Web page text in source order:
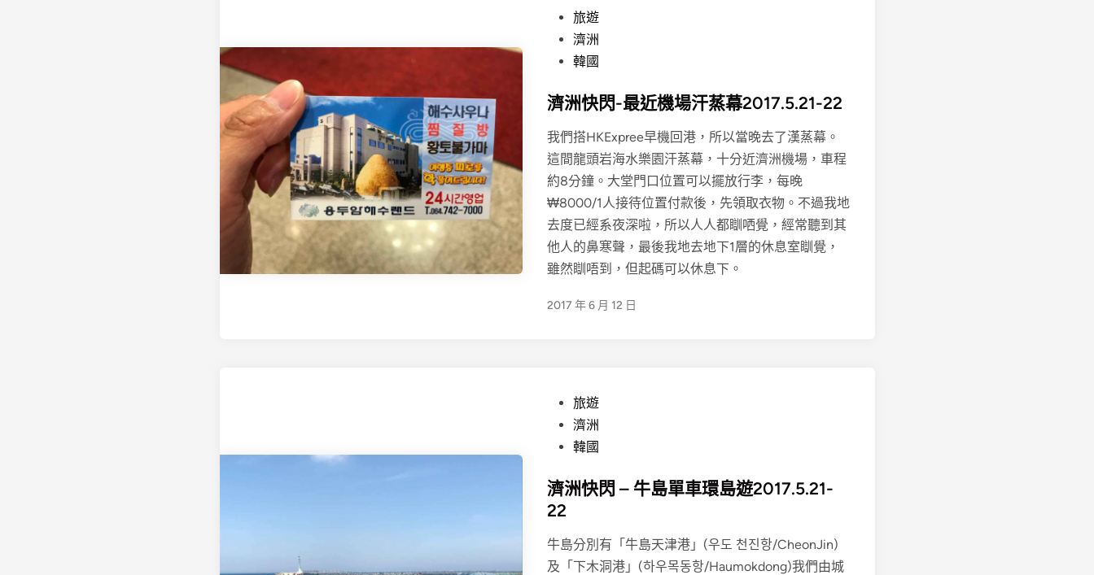
e
d
i
n
旅遊
濟洲
韓國
濟洲快閃-最近機場汗蒸幕2017.5.21-22
我們搭HKExpree早機回港，所以當晚去了漢蒸幕。
這間龍頭岩海水樂園汗蒸幕，十分近濟洲機場，車程
約8分鐘。大堂門口位置可以擺放行李，每晚
₩8000/1人接待位置付款後，先領取衣物。不過我地
去度已經系夜深啦，所以人人都瞓哂覺，經常聽到其
他人的鼻寒聲，最後我地去地下1層的休息室瞓覺，
雖然瞓唔到，但起碼可以休息下。
2017 年 6 月 12 日
e
d
n
旅遊
濟洲
韓國
濟洲快閃 – 牛島單車環島遊2017.5.21-
22
牛島分別有「牛島天津港」(우도 천진항/CheonJin)
及「下木洞港」(하우목동항/Haumokdong)我們由城